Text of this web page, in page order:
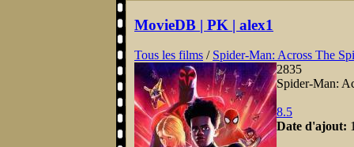
MovieDB | PK | alex1
Tous les films / Spider-Man: Across The
2835
Spider-Man:
8.5
Date d'ajout: